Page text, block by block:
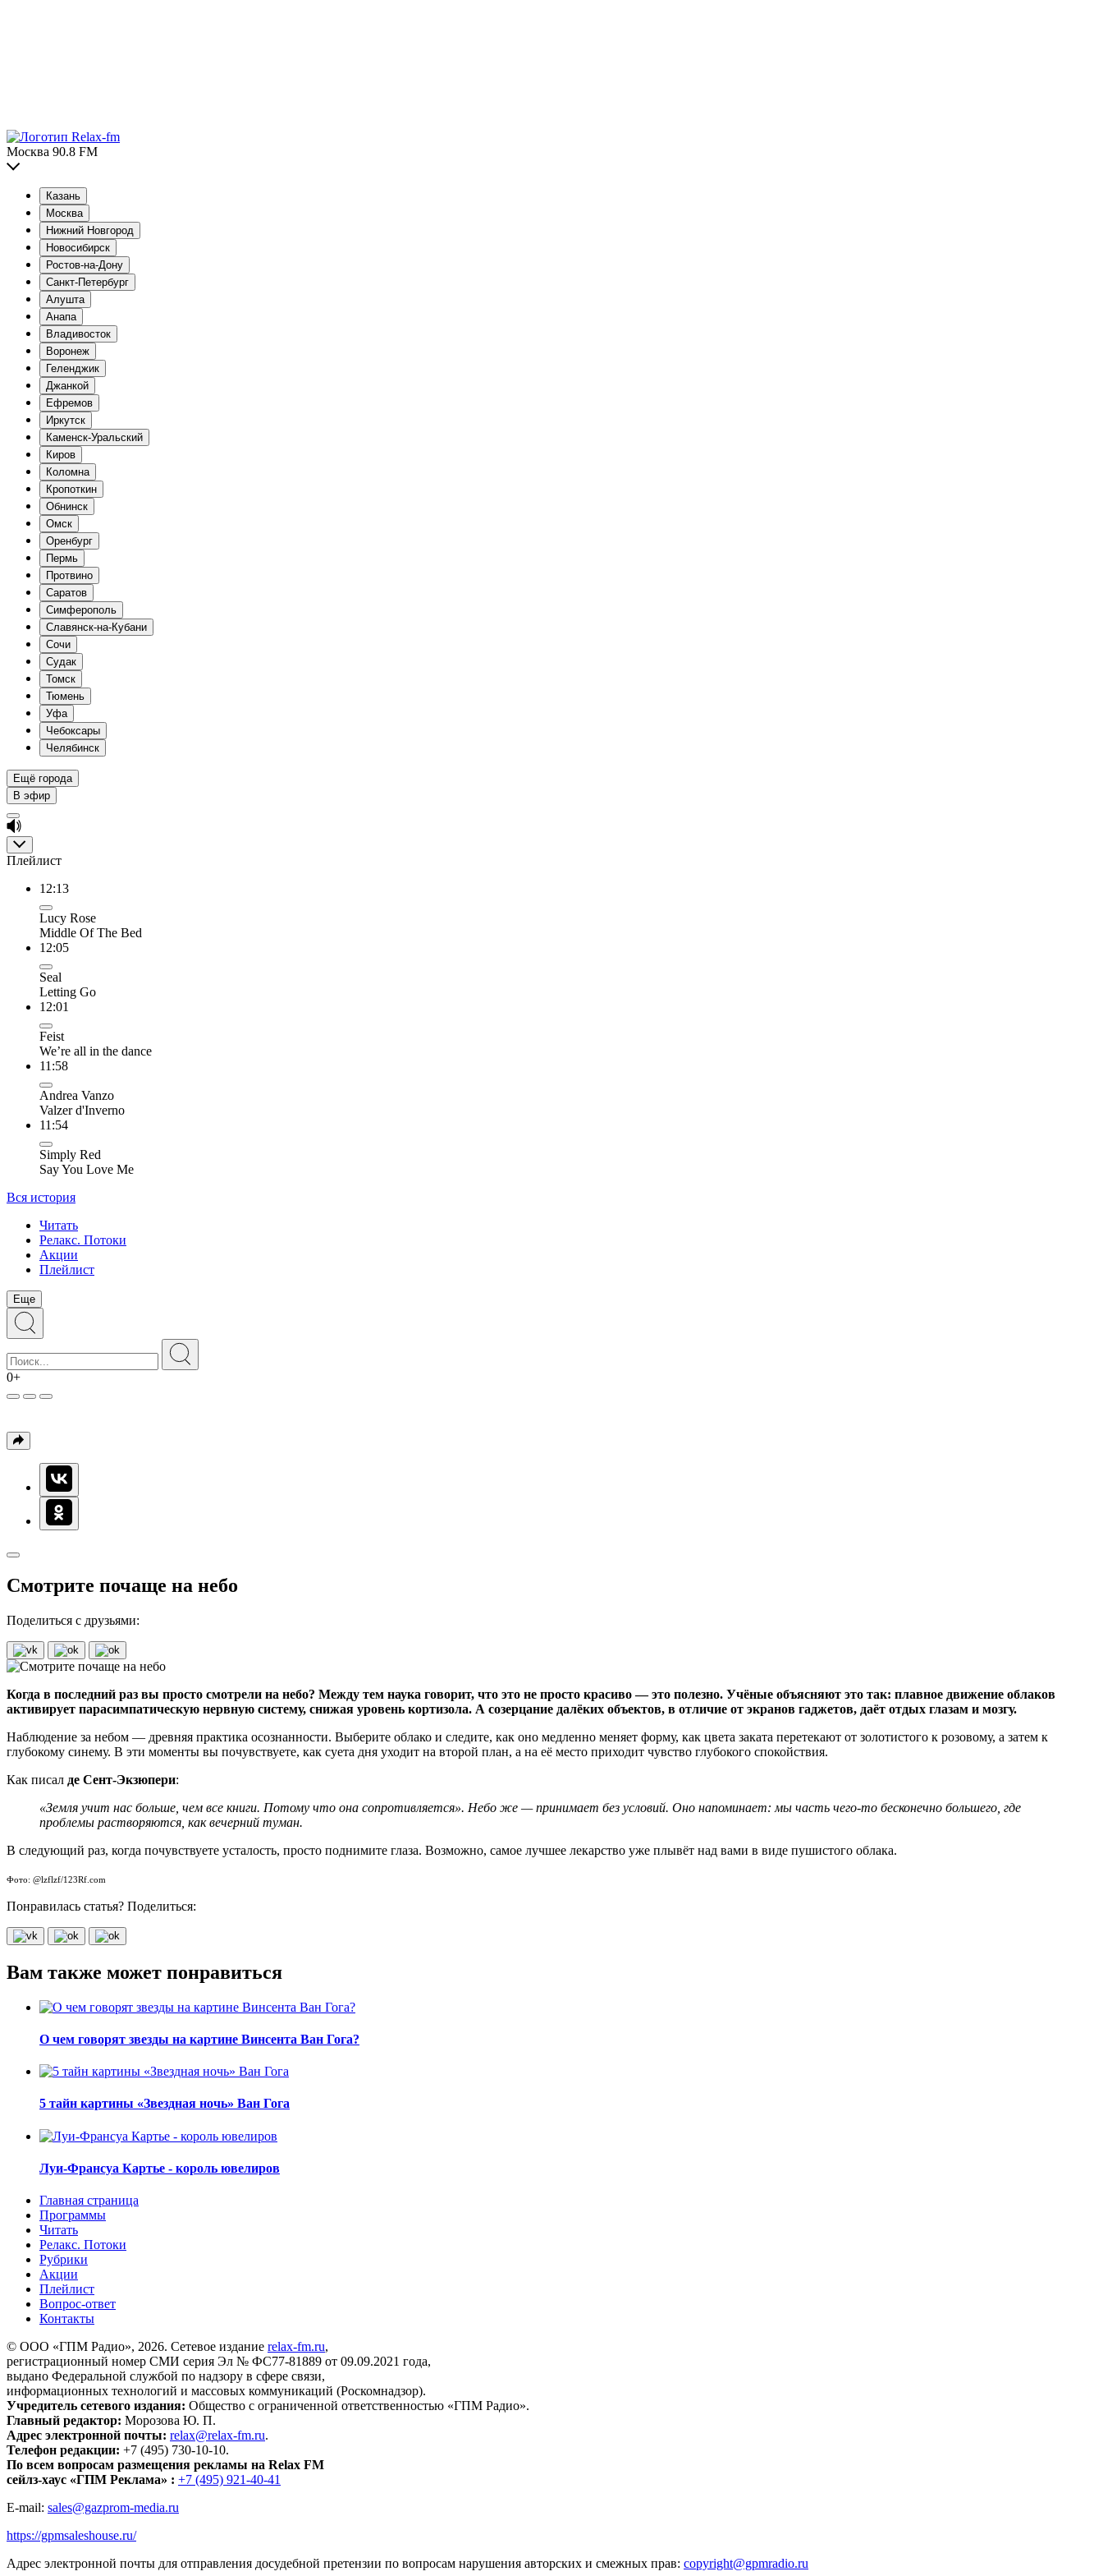
Москва 90.8 FM
Казань
Москва
Нижний Новгород
Новосибирск
Ростов-на-Дону
Санкт-Петербург
Алушта
Анапа
Владивосток
Воронеж
Геленджик
Джанкой
Ефремов
Иркутск
Каменск-Уральский
Киров
Коломна
Кропоткин
Обнинск
Омск
Оренбург
Пермь
Протвино
Саратов
Симферополь
Славянск-на-Кубани
Сочи
Судак
Томск
Тюмень
Уфа
Чебоксары
Челябинск
Ещё города
В эфир
Плейлист
12:13
Lucy Rose
Middle Of The Bed
12:05
Seal
Letting Go
12:01
Feist
We’re all in the dance
11:58
Andrea Vanzo
Valzer d'Inverno
11:54
Simply Red
Say You Love Me
Вся история
Читать
Релакс. Потоки
Акции
Плейлист
Еще
0+
Смотрите почаще на небо
Поделиться с друзьями:
Когда в последний раз вы просто смотрели на небо? Между тем наука говорит, что это не просто красиво — это полезно. Учёные объясняют это так: плавное движение облаков
активирует парасимпатическую нервную систему, снижая уровень кортизола. А созерцание далёких объектов, в отличие от экранов гаджетов, даёт отдых глазам и мозгу.
Наблюдение за небом — древняя практика осознанности. Выберите облако и следите, как оно медленно меняет форму, как цвета заката перетекают от золотистого к розовому, а затем к
глубокому синему. В эти моменты вы почувствуете, как суета дня уходит на второй план, а на её место приходит чувство глубокого спокойствия.
Как писал де Сент-Экзюпери:
«Земля учит нас больше, чем все книги. Потому что она сопротивляется». Небо же — принимает без условий. Оно напоминает: мы часть чего-то бесконечно большего, где
проблемы растворяются, как вечерний туман.
В следующий раз, когда почувствуете усталость, просто поднимите глаза. Возможно, самое лучшее лекарство уже плывёт над вами в виде пушистого облака.
Фото: @lzflzf/123Rf.com
Понравилась статья? Поделиться:
Вам также может понравиться
О чем говорят звезды на картине Винсента Ван Гога?
5 тайн картины «Звездная ночь» Ван Гога
Луи-Франсуа Картье - король ювелиров
Главная страница
Программы
Читать
Релакс. Потоки
Рубрики
Акции
Плейлист
Вопрос-ответ
Контакты
© ООО «ГПМ Радио», 2026. Сетевое издание relax-fm.ru,
регистрационный номер СМИ серия Эл № ФС77-81889 от 09.09.2021 года,
выдано Федеральной службой по надзору в сфере связи,
информационных технологий и массовых коммуникаций (Роскомнадзор).
Учредитель сетевого издания: Общество с ограниченной ответственностью «ГПМ Радио».
Главный редактор: Морозова Ю. П.
Адрес электронной почты: relax@relax-fm.ru.
Телефон редакции: +7 (495) 730-10-10.
По всем вопросам размещения рекламы на Relax FM
сейлз-хаус «ГПМ Реклама» : +7 (495) 921-40-41
E-mail: sales@gazprom-media.ru
https://gpmsaleshouse.ru/
Адрес электронной почты для отправления досудебной претензии по вопросам нарушения авторских и смежных прав: copyright@gpmradio.ru